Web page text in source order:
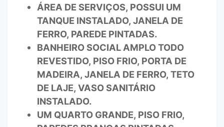
ÁREA DE SERVIÇOS, POSSUI UM
TANQUE INSTALADO, JANELA DE
FERRO, PAREDE PINTADAS.
BANHEIRO SOCIAL AMPLO TODO
REVESTIDO, PISO FRIO, PORTA DE
MADEIRA, JANELA DE FERRO, TETO
DE LAJE, VASO SANITÁRIO
INSTALADO.
UM QUARTO GRANDE, PISO FRIO,